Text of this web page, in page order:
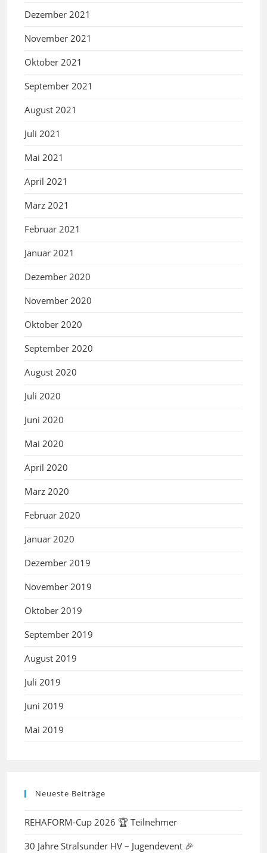
Dezember 2021
November 2021
Oktober 2021
September 2021
August 2021
Juli 2021
Mai 2021
April 2021
März 2021
Februar 2021
Januar 2021
Dezember 2020
November 2020
Oktober 2020
September 2020
August 2020
Juli 2020
Juni 2020
Mai 2020
April 2020
März 2020
Februar 2020
Januar 2020
Dezember 2019
November 2019
Oktober 2019
September 2019
August 2019
Juli 2019
Juni 2019
Mai 2019
Neueste Beiträge
REHAFORM-Cup 2026 🏆 Teilnehmer
30 Jahre Stralsunder HV – Jugendevent 🎉